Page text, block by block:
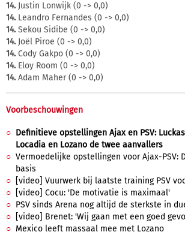
14.Justin Lonwijk (0 -> 0,0)
14.Leandro Fernandes (0 -> 0,0)
14.Sekou Sidibe (0 -> 0,0)
14.Joël Piroe (0 -> 0,0)
14.Cody Gakpo (0 -> 0,0)
14.Eloy Room (0 -> 0,0)
14.Adam Maher (0 -> 0,0)
Voorbeschouwingen
Definitieve opstellingen Ajax en PSV:
Locadia en Lozano de twee aanvallers
Vermoedelijke opstellingen voor Ajax-PSV:
basis
[video] Vuurwerk bij laatste training PSV
[video] Cocu: 'De motivatie is maximaal'
PSV sinds Arena nog altijd de sterkste in
[video] Brenet: 'Wij gaan met een goed
Mexico leeft massaal mee met Lozano